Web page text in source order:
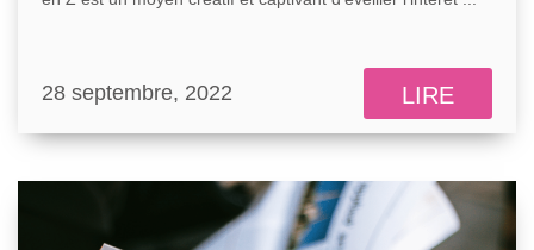
28 septembre, 2022 LIRE